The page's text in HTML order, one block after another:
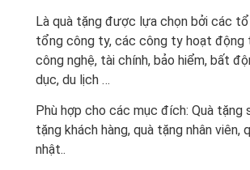
Là quà tặng được lựa chọn bởi các
tổng công ty, các công ty hoạt động
công nghệ, tài chính, bảo hiểm, bất
dục, du lịch …
Phù hợp cho các mục đích: Quà tặng
tặng khách hàng, quà tặng nhân viên,
nhật..